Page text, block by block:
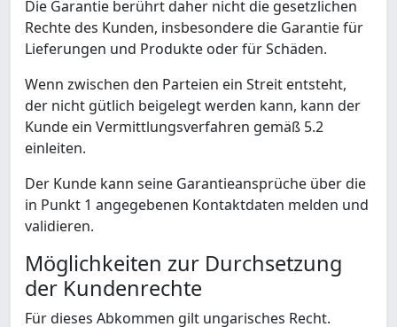
Die Garantie berührt daher nicht die gesetzlichen
Rechte des Kunden, insbesondere die Garantie für
Lieferungen und Produkte oder für Schäden.
Wenn zwischen den Parteien ein Streit entsteht,
der nicht gütlich beigelegt werden kann, kann der
Kunde ein Vermittlungsverfahren gemäß 5.2
einleiten.
Der Kunde kann seine Garantieansprüche über die
in Punkt 1 angegebenen Kontaktdaten melden und
validieren.
Möglichkeiten zur Durchsetzung
der Kundenrechte
Für dieses Abkommen gilt ungarisches Recht.